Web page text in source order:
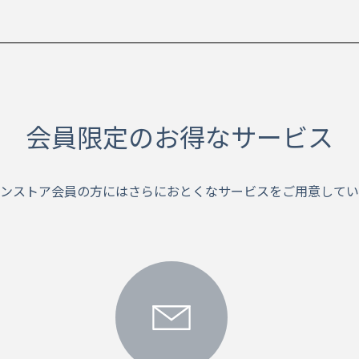
会員限定のお得なサービス
ストア会員の方にはさらにおとくなサービスをご用意して